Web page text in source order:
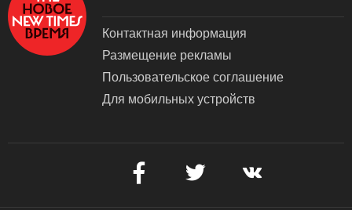
Контактная информация
Размещение рекламы
Пользовательское соглашение
Для мобильных устройств